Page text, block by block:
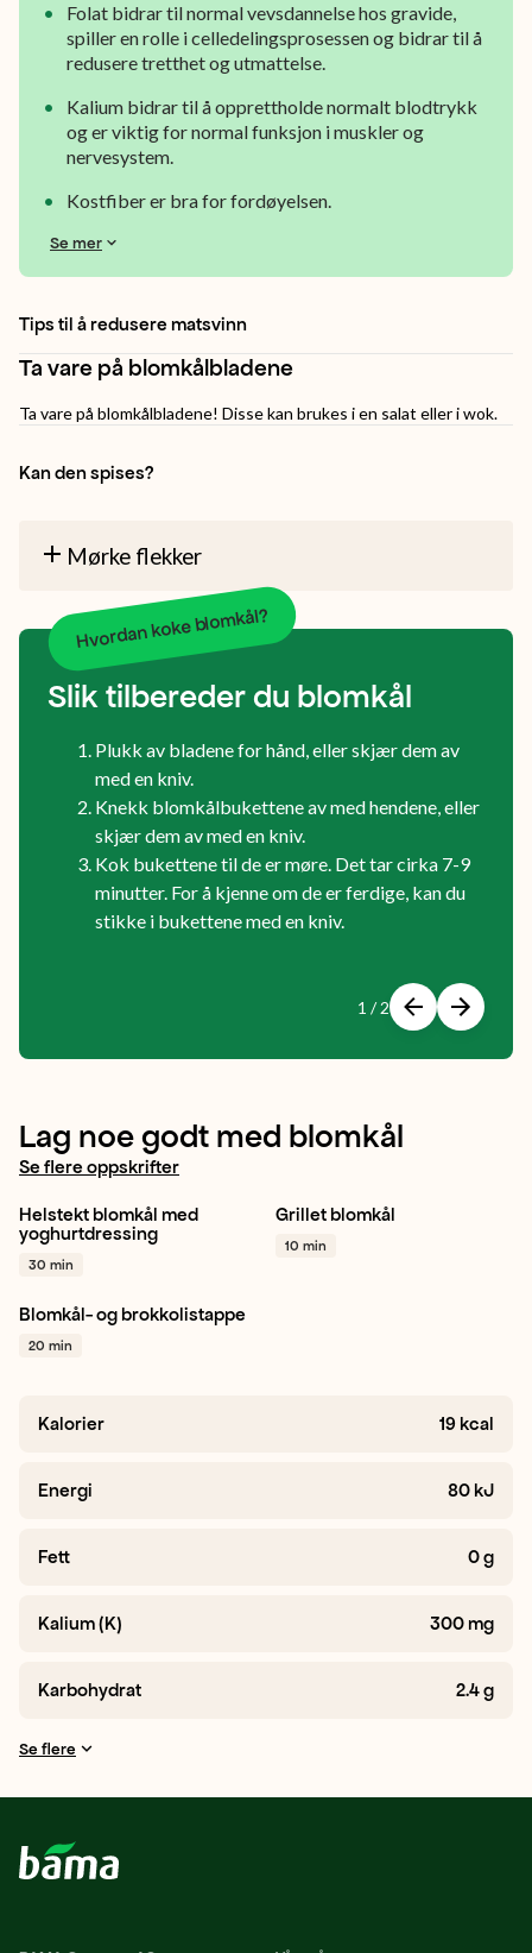
Folat bidrar til normal vevsdannelse hos gravide,
spiller en rolle i celledelingsprosessen og bidrar til å
redusere tretthet og utmattelse.
Kalium bidrar til å opprettholde normalt blodtrykk
og er viktig for normal funksjon i muskler og
nervesystem.
Kostfiber er bra for fordøyelsen.
Se mer
Tips til å redusere matsvinn
Ta vare på blomkålbladene
Ta vare på blomkålbladene! Disse kan brukes i en salat eller i wok.
Kan den spises?
Mørke flekker
Hvordan koke blomkål?
Slik tilbereder du blomkål
Plukk av bladene for hånd, eller skjær dem av
med en kniv.
Knekk blomkålbukettene av med hendene, eller
skjær dem av med en kniv.
Kok bukettene til de er møre. Det tar cirka 7-9
minutter. For å kjenne om de er ferdige, kan du
stikke i bukettene med en kniv.
Viser
2
1 / 2
ForrigeNeste
Lag noe godt med blomkål
Se flere oppskrifter
Blomkål Vårløk
Sitron
Helstekt blomkål med
yoghurtdressing
30 min
Blomkål
Vegetar / plantebasert
Grillet blomkål
10 min
Blomkål
Brokkoli
Middag
Blomkål- og brokkolistappe
20 min
Kalorier 19 kcal
Energi 80 kJ
Fett 0g
Kalium (K) 300 mg
Karbohydrat 2.4g
Se flere